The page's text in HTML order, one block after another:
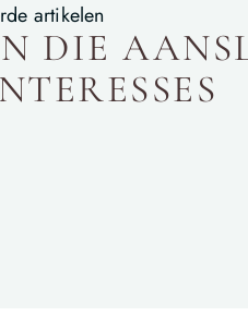
artikelen
DIE